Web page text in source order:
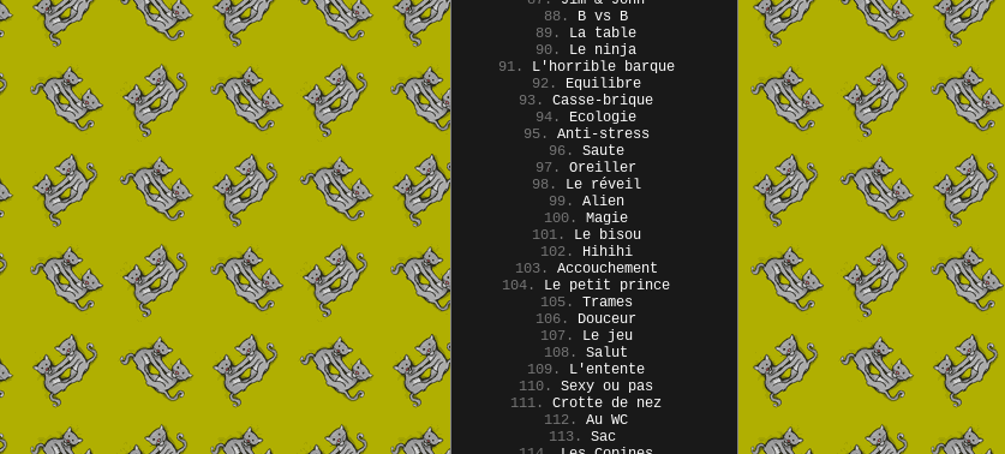
88. B vs B
89. La table
90. Le ninja
91.
L'horrible barque
92.
Equilibre
93. Casse-brique
94. Ecologie
95. Anti-stress
96. Saute
97. Oreiller
98.
Le réveil
99. Alien
100. Magie
101.
Le bisou
102.
Hihihi
103. Accouchement
104. Le petit prince
105. Trames
106. Douceur
107.
Le jeu
108. Salut
109. L'entente
110. Sexy ou pas
111. Crotte de nez
112. Au WC
113. Sac